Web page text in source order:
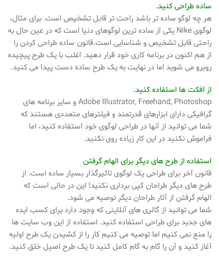
ساده طراحی کنید.
هر چه لوگو ساده تر باشد راحت تر قابل تشخیص است. برای مثال،
لوگوی Nike یکی از ساده ترین لوگوهای دنیا است که در عین حال به
راحتی قابل تشخیص و شناسایی است.قانون ساده طراحی کردن را
از هم اکنون در برنامه کاری خود قرار دهید. اغلب با یک طرح پیچیده
روبرو می شوید اما در نهایت به یک طرح ساده دست پیدا می کنید.
از افکت ها استفاده کنید.
Adobe Illustrator, Freehand, Photoshop و سایر برنامه های
گرافیکی دارای ابزارهای قدرتمند و فیلترهای متعددی هستند که
شما می توانید از آنها در طراحی لوگوی خود استفاده کنید، اما
فراموش نکنید در این کار زیاده روی نکنید.
استفاده از طرح های دیگر برای الهام گرفتن
قانون آخر برای طراحی یک لوگوی تاثیرگذار بسیار ساده است. از
طرح های دیگر طراحان کپی برداری نکنید! این در حالی است که
الهام گرفتن از آثار طراحان دیگر توصیه می شود.
شما می توانید از گالری های آنلاینی که وجود دارد برای کسب ایده
های جدید برای طراحی استفاده کنید. استفاده از این وب سایت ها
را منع نمی کنیم اما توصیه می کنیم کار را از کشیدن یک طرح اولیه
آغاز کنید و آن را گام به گام کامل کنید تا یک طرح اصیل خلق کنید.